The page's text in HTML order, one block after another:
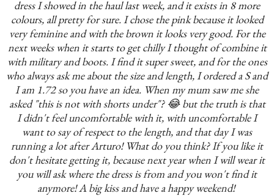
dress I showed in the haul last week, and it exists in 8 more
colours, all pretty for sure. I chose the pink because it looked
very feminine and with the brown it looks very good. For the
next weeks when it starts to get chilly I thought of combine it
with military and boots. I find it super sweet, and for the ones
who always ask me about the size and length, I ordered a S and
I am 1.72 so you have an idea. When my mum saw me she
asked "this is not with shorts under"? 😂 but the truth is that
I didn't feel uncomfortable with it, with uncomfortable I
want to say of respect to the length, and that day I was
running a lot after Arturo! What do you think? If you like it
don't hesitate getting it, because next year when I will wear it
you will ask where the dress is from and you won't find it
anymore! A big kiss and have a happy weekend!